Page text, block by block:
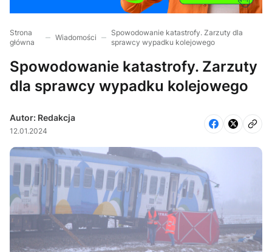
Strona
główna
Wiadomości
Spowodowanie katastrofy. Zarzuty dla
sprawcy wypadku kolejowego
Spowodowanie katastrofy. Zarzuty
dla sprawcy wypadku kolejowego
Autor: Redakcja
12.01.2024